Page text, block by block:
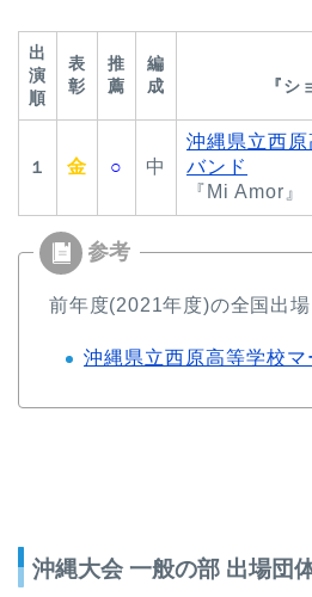
出
演
順
表
彰
推
薦
編
成
『シ
１ 金 ○ 中
沖縄県立西
バンド
『Mi Amor』
前年度(2021年度)の全国出場
沖縄県立西原高等学校マ
沖縄大会 一般の部 出場団